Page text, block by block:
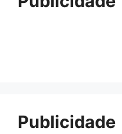
Publicidade